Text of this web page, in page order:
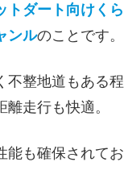
トダート向けく
ンルのことです。
整地道もある
走行も快適。
も確保されて